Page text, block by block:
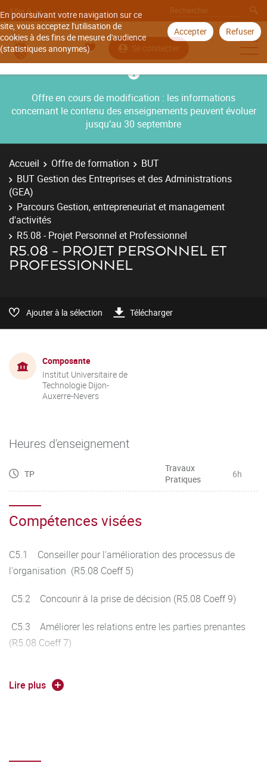
En poursuivant votre navigation sur ce
site, vous acceptez l'utilisation de
cookies à des fins de mesure d'audience
(statistiques anonymes).
Accepter Refuser
Aller à
Se connecter
Offre en cours de modification : les informations
concernant le contenu des enseignements peuvent évoluer
jusqu’au 30 septembre
Accueil Offre de formation
BUT
BUT Gestion des Entreprises et des Administrations
(GEA)
Parcours Gestion, entrepreneuriat et management
d'activités
R5.08 - Projet Personnel et Professionnel
R5.08 - PROJET PERSONNEL ET
PROFESSIONNEL
Ajouter à la sélection Télécharger
Composante
Institut Universitaire de
Technologie Dijon-
Auxerre-Nevers
Heures d'enseignement
TP
Travaux
Pratiques
6h
Compétences visées
C5.1 Conseiller pour l'amélioration des processus de
l'organisation (R5.08 Coeff 5)
C5.2 Concourir à la prise de décision (R5.08 Coeff 9)
C5.3 Améliorer les relations entre les parties prenantes
(R5.08 Coeff 7)
Lire plus